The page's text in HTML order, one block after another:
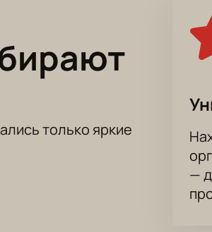
о жизни в России. В программе
аллее, дом 8. Зал подходит для
Up концерт Гурама
Гурама Амарянаможно на нашем
сектора. Для корпоративных
только яркие
—